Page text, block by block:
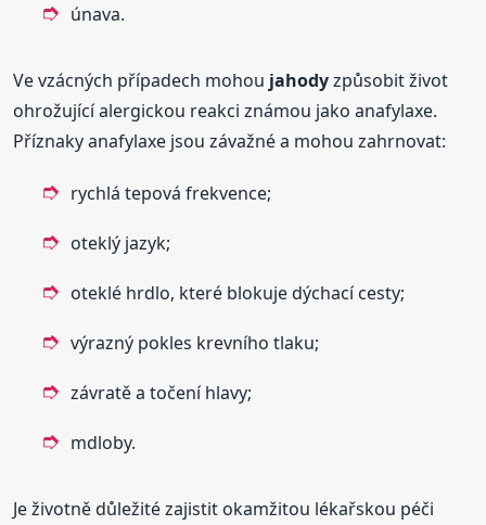
únava.
Ve vzácných případech mohou jahodyzpůsobit život
ohrožující alergickou reakci známou jako anafylaxe.
Příznaky anafylaxe jsou závažné a mohou zahrnovat:
rychlá tepová frekvence;
oteklý jazyk;
oteklé hrdlo, které blokuje dýchací cesty;
výrazný pokles krevního tlaku;
závratě a točení hlavy;
mdloby.
Je životně důležité zajistit okamžitou lékařskou péči